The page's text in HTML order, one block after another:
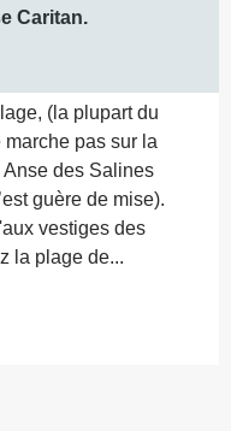
Caritan.
(la plupart du
marche pas sur la
des Salines
guère de mise).
vestiges des
la plage de...